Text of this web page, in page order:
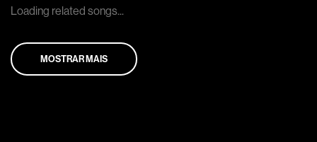
Loading related songs...
MOSTRAR MAIS